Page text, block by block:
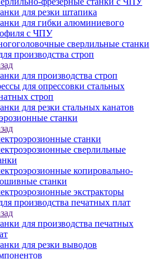
для резки штапика
для гибки алюминиевого
с ЧПУ
сверлильные станки
производства строп
для производства строп
для опрессовки стальных
строп
для резки стальных канатов
станки
станки
сверлильные
копировально-
станки
экстракторы
производства печатных плат
для производства печатных
для резки выводов